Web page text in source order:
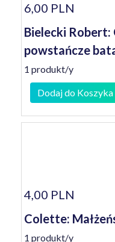
6,00 PLN
Bielecki Robert:
powstańcze
1 produkt/y
Dodaj do Koszyka
4,00 PLN
Colette:
1 produkt/y